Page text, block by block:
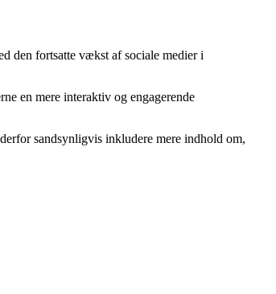
den fortsatte vækst af sociale medier i
en mere interaktiv og engagerende
sandsynligvis inkludere mere indhold om,